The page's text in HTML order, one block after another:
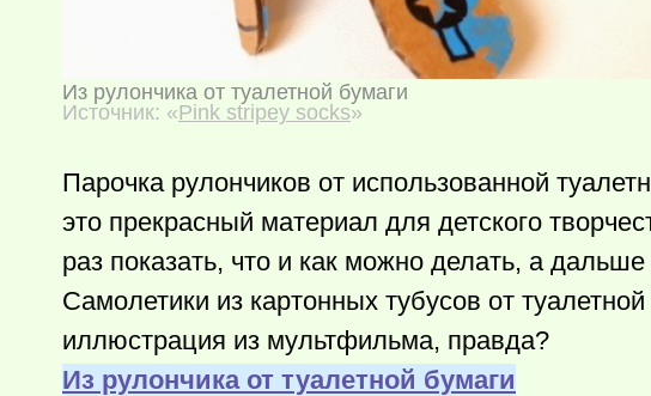
Из рулончика от туалетной бумаги
Источник: «Pink stripey socks»
Парочка рулончиков от использованной
это прекрасный материал для детского
раз показать, что и как можно делать, а
Самолетики из картонных тубусов от
иллюстрация из мультфильма, правда?
Из рулончика от туалетной бумаги